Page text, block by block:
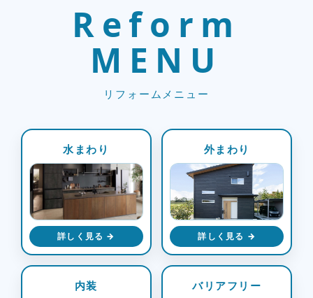
Reform
MENU
リフォームメニュー
水まわり
詳しく見る →
外まわり
詳しく見る →
内装 バリアフリー